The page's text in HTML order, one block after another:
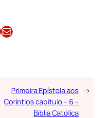
Email this Article
Primeira Epístola aos
Coríntios capitulo – 6 –
Bíblia Católica
→